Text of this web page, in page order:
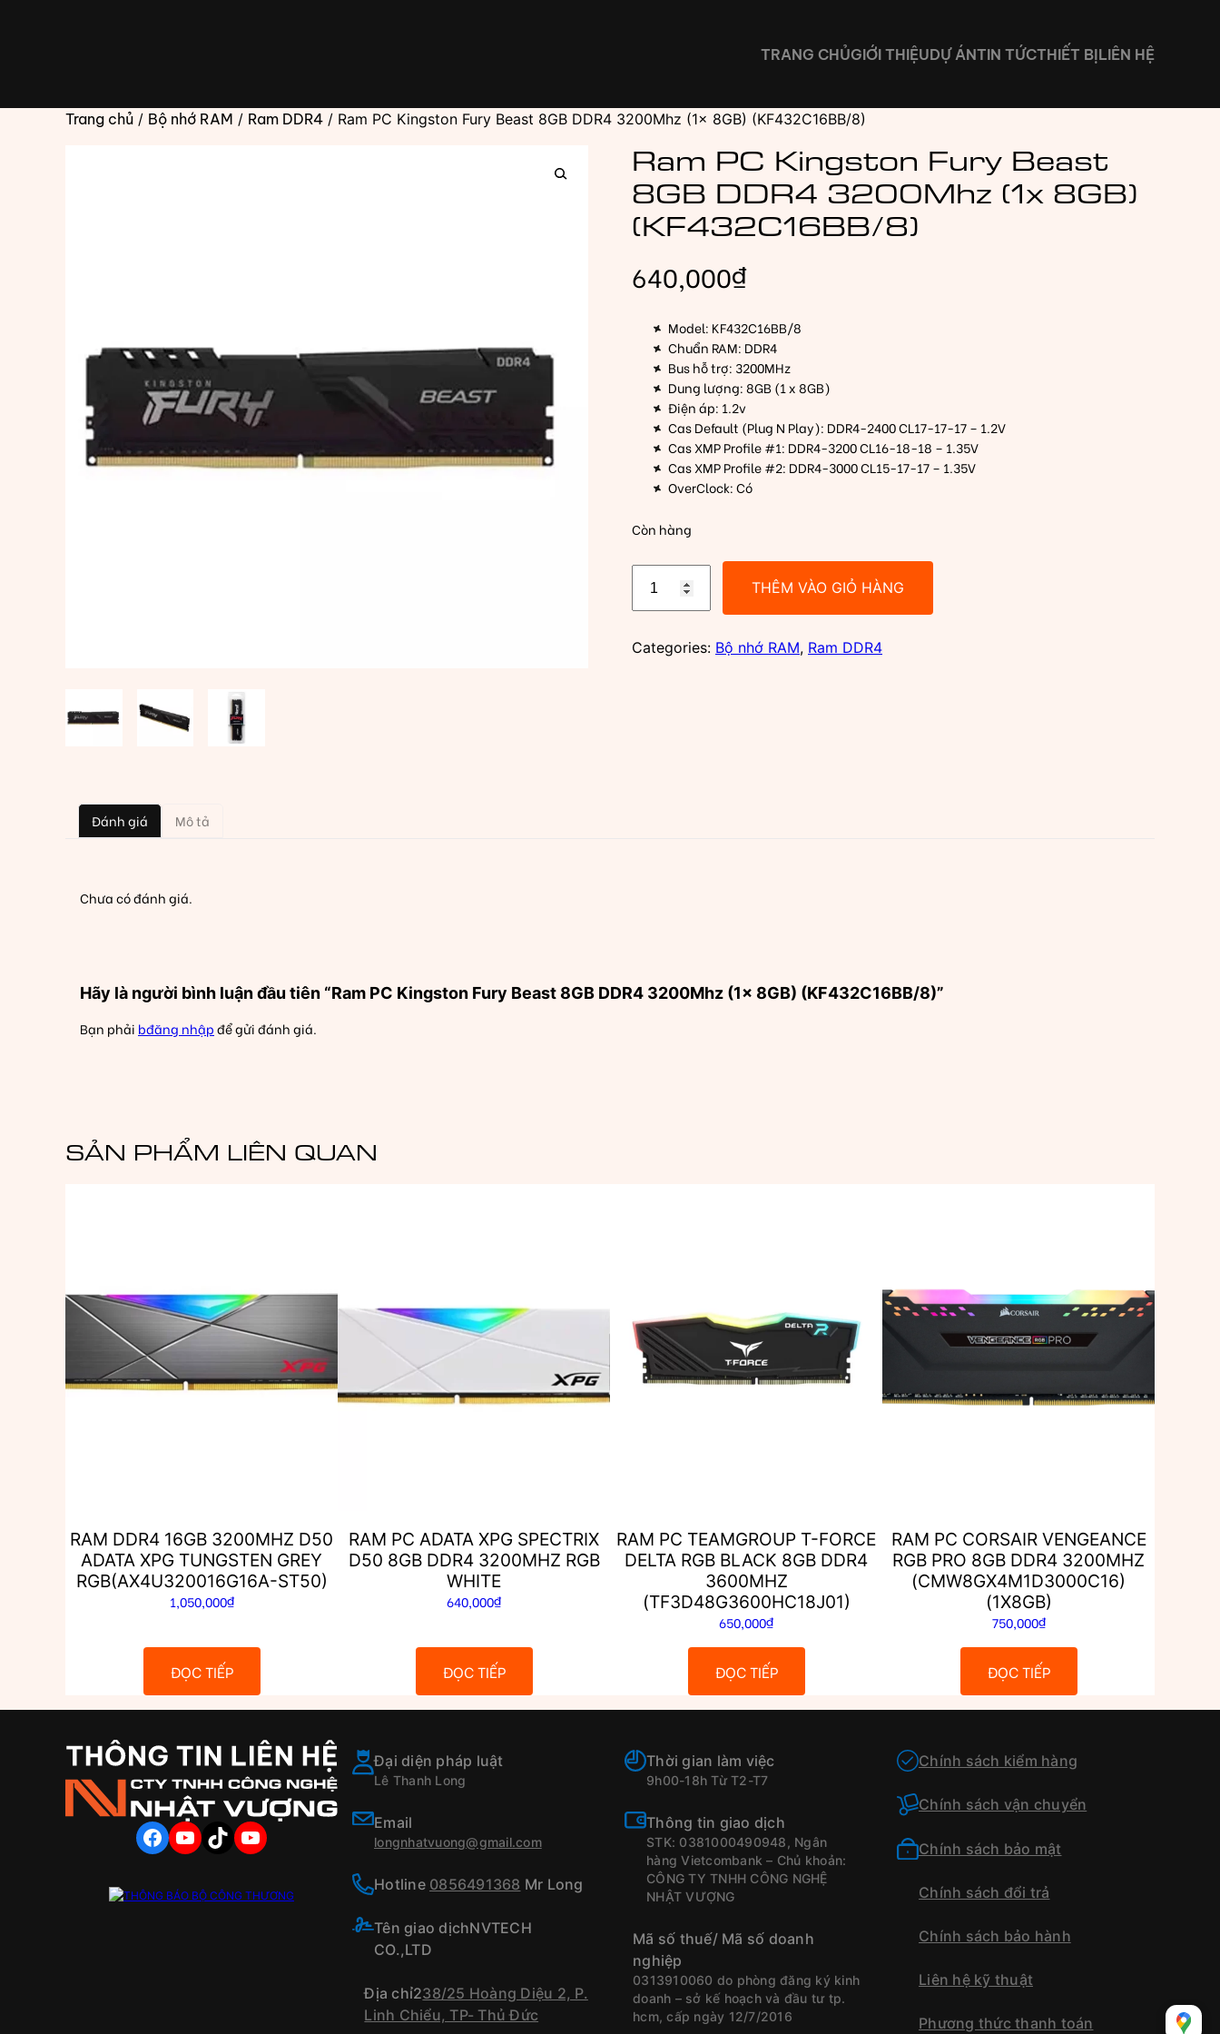
TRANG CHỦGIỚI THIỆUDỰ ÁNTIN TỨCTHIẾT BỊLIÊN HỆ
Trang chủ / Bộ nhớ RAM / Ram DDR4 / Ram PC Kingston Fury Beast 8GB DDR4 3200Mhz (1x 8GB) (KF432C16BB/8)
Ram PC Kingston Fury Beast
8GB DDR4 3200Mhz (1x 8GB)
(KF432C16BB/8)
640,000₫
Model: KF432C16BB/8
Chuẩn RAM: DDR4
Bus hỗ trợ: 3200MHz
Dung lượng: 8GB (1 x 8GB)
Điện áp: 1.2v
Cas Default (Plug N Play): DDR4-2400 CL17-17-17 – 1.2V
Cas XMP Profile #1: DDR4-3200 CL16-18-18 – 1.35V
Cas XMP Profile #2: DDR4-3000 CL15-17-17 – 1.35V
OverClock: Có
Còn hàng
Fury
THÊM VÀO GIỎ HÀNG
Categories: Bộ nhớ RAM, Ram DDR4
Đánh giá Mô tả
Chưa có đánh giá.
Hãy là người bình luận đầu tiên “Ram PC Kingston Fury Beast 8GB DDR4 3200Mhz (1x 8GB) (KF432C16BB/8)”
Bạn phải bđăng nhậpđể gửi đánh giá.
SẢN PHẨM LIÊN QUAN
RAM DDR4 16GB 3200MHZ D50
ADATA XPG TUNGSTEN GREY
RGB(AX4U320016G16A-ST50)
1,050,000₫
ĐỌC TIẾP
RAM PC ADATA XPG SPECTRIX
D50 8GB DDR4 3200MHZ RGB
WHITE
640,000₫
ĐỌC TIẾP
RAM PC TEAMGROUP T-FORCE
DELTA RGB BLACK 8GB DDR4
3600MHZ
(TF3D48G3600HC18J01)
650,000₫
ĐỌC TIẾP
RAM PC CORSAIR VENGEANCE
RGB PRO 8GB DDR4 3200MHZ
(CMW8GX4M1D3000C16)
(1X8GB)
750,000₫
ĐỌC TIẾP
FACEBOOK YOUTUBE TIKTOK YOUTUBE
Đại diện pháp luật
Lê Thanh Long
Email
longnhatvuong@gmail.com
Hotline 0856491368 Mr Long
Tên giao dịchNVTECH
CO.,LTD
Địa chỉ238/25 Hoàng Diệu 2, P.
Linh Chiểu, TP- Thủ Đức
Thời gian làm việc
9h00-18h Từ T2-T7
Thông tin giao dịch
STK: 0381000490948, Ngân
hàng Vietcombank – Chủ khoản:
CÔNG TY TNHH CÔNG NGHỆ
NHẬT VƯỢNG
Mã số thuế/ Mã số doanh
nghiệp
0313910060 do phòng đăng ký kinh
doanh – sở kế hoạch và đầu tư tp.
hcm, cấp ngày 12/7/2016
Chính sách kiểm hàng
Chính sách vận chuyển
Chính sách bảo mật
Chính sách đổi trả
Chính sách bảo hành
Liên hệ kỹ thuật
Phương thức thanh toán